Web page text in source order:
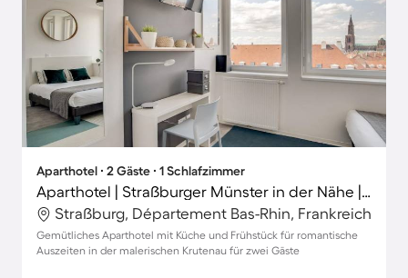
Aparthotel ∙ 2 Gäste ∙ 1 Schlafzimmer
Aparthotel | Straßburger Münster in der Nähe | Stadtblick | Ideal für Homeoffice
Straßburg, Département Bas-Rhin, Frankreich
Gemütliches Aparthotel mit Küche und Frühstück für romantische
Auszeiten in der malerischen Krutenau für zwei Gäste